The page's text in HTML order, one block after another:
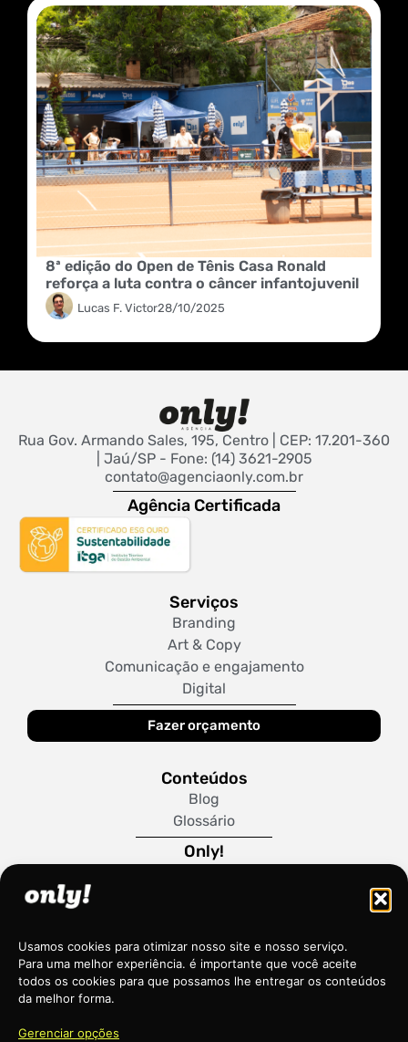
Usamos cookies para otimizar nosso site e nosso serviço.
Para uma melhor experiência. é importante que você aceite
todos os cookies para que possamos lhe entregar os conteúdos
da melhor forma.
Gerenciar opções
8ª edição do Open de Tênis Casa Ronald
reforça a luta contra o câncer infantojuvenil
Lucas F. Victor28/10/2025
Rua Gov. Armando Sales, 195, Centro | CEP: 17.201-360
| Jaú/SP - Fone: (14) 3621-2905
contato@agenciaonly.com.br
Agência Certificada
Serviços
Branding
Art & Copy
Comunicação e engajamento
Digital
Fazer orçamento
Conteúdos
Blog
Glossário
Only!